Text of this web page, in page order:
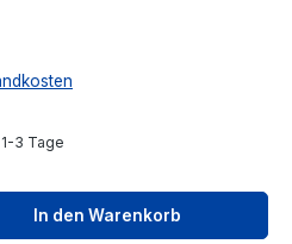
3 Tage
den
In den Warenkorb